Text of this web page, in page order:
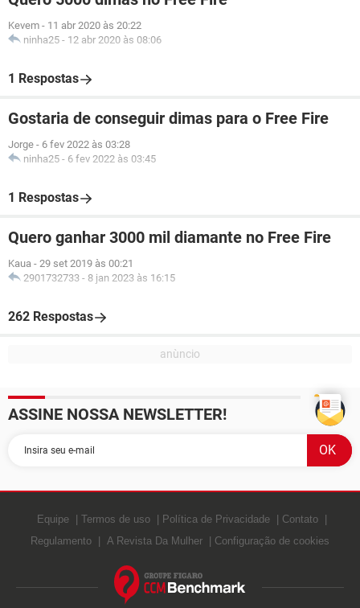
Kevem - 11 abr 2020 às 20:22
ninha25 - 12 abr 2020 às 08:06
1 Respostas
Gostaria de conseguir dimas para o Free Fire
Jorge - 6 fev 2022 às 03:28
ninha25 - 6 fev 2022 às 03:45
1 Respostas
Quero ganhar 3000 mil diamante no Free Fire
Kaua - 29 set 2019 às 00:21
2901732733 - 8 jan 2023 às 16:15
262 Respostas
ASSINE NOSSA NEWSLETTER!
Equipe Termos de uso Política de Privacidade
Contato
Regulamento
A Revista Da Mulher Configuração de cookies